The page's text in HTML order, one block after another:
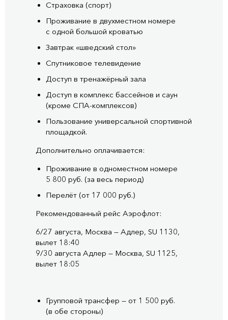
Страховка (спорт)
Проживание в двухместном номере
с одной большой кроватью
Завтрак «шведский стол»
Спутниковое телевидение
Доступ в тренажёрный зала
Доступ в комплекс бассейнов и саун
(кроме СПА-комплексов)
Пользование универсальной спортивной
площадкой.
Дополнительно оплачивается:
Проживание в одноместном номере
5 800 руб. (за весь период)
Перелёт (от 17 000 руб.)
Рекомендованный рейс Аэрофлот:
6/27 августа, Москва — Адлер, SU 1130,
вылет 18:40
9/30 августа Адлер — Москва, SU 1125,
вылет 18:05
Групповой трансфер — от 1 500 руб.
(в обе стороны)